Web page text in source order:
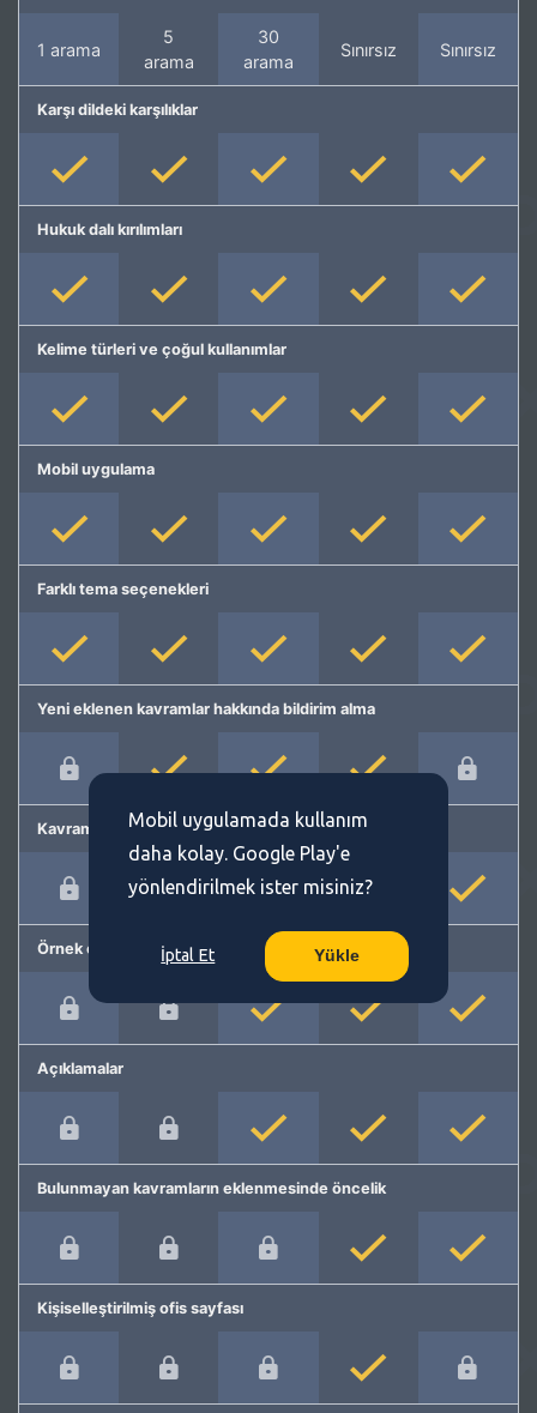
1 arama
5
arama
30
arama
Sınırsız Sınırsız
Karşı dildeki karşılıklar
Hukuk dalı kırılımları
Kelime türleri ve çoğul kullanımlar
Mobil uygulama
Farklı tema seçenekleri
Yeni eklenen kavramlar hakkında bildirim alma
Kavram önerme
Örnek cümleler
Açıklamalar
Bulunmayan kavramların eklenmesinde öncelik
Kişiselleştirilmiş ofis sayfası
Mobil uygulamada kullanım
daha kolay. Google Play'e
yönlendirilmek ister misiniz?
İptal Et Yükle